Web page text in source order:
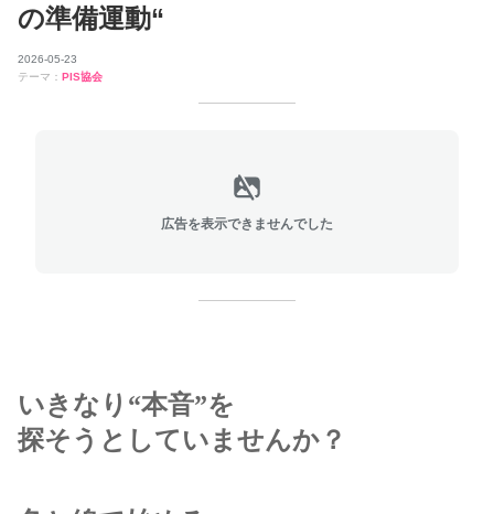
の準備運動“
2026-05-23
テーマ： PIS協会
広告を表示できませんでした
いきなり“本音”を
探そうとしていませんか？